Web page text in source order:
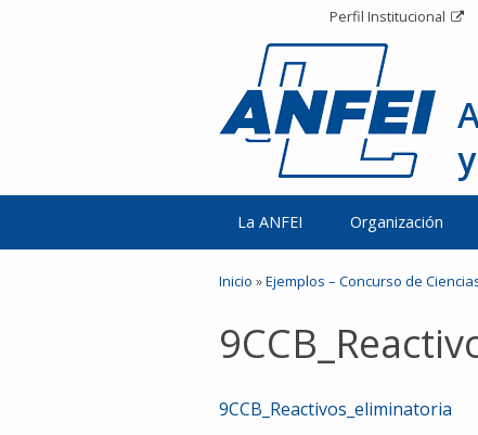
Perfil Institucional
La ANFEI Organización
Inicio »Ejemplos – Concurso de
9CCB_Reactivos_eliminatoria